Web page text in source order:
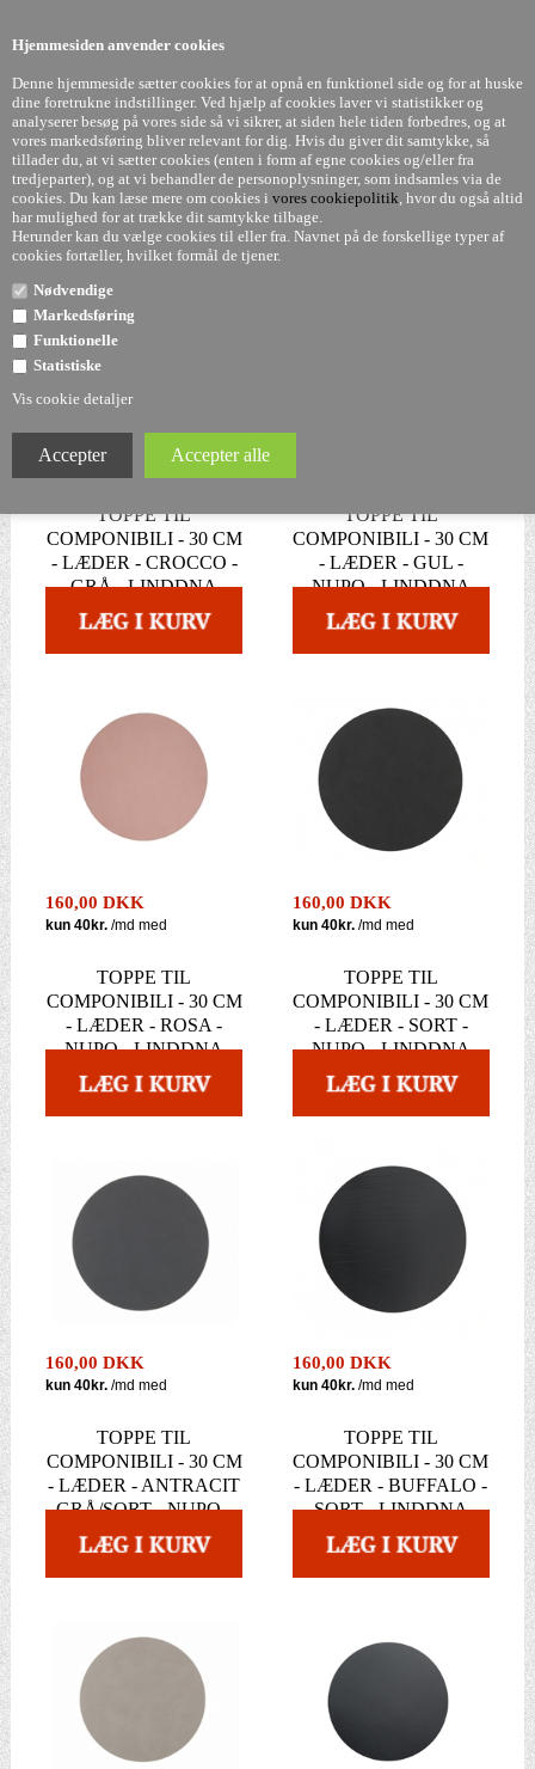
Hjemmesiden anvender cookies
Denne hjemmeside sætter cookies for at opnå en funktionel side og for at huske
dine foretrukne indstillinger. Ved hjælp af cookies laver vi statistikker og
analyserer besøg på vores side så vi sikrer, at siden hele tiden forbedres, og at
vores markedsføring bliver relevant for dig. Hvis du giver dit samtykke, så
tillader du, at vi sætter cookies (enten i form af egne cookies og/eller fra
tredjeparter), og at vi behandler de personoplysninger, som indsamles via de
cookies. Du kan læse mere om cookies i vores cookiepolitik, hvor du også altid
har mulighed for at trække dit samtykke tilbage.
Herunder kan du vælge cookies til eller fra. Navnet på de forskellige typer af
cookies fortæller, hvilket formål de tjener.
Nødvendige
Markedsføring
Funktionelle
Statistiske
Vis cookie detaljer
Kartell Componibili Læder Toppe
TOPPE TIL
COMPONIBILI - 30 CM
- LÆDER - CROCCO -
GRÅ - LINDDNA
TOPPE TIL
COMPONIBILI - 30 CM
- LÆDER - GUL -
NUPO - LINDDNA
160,00 DKK
TOPPE TIL
COMPONIBILI - 30 CM
- LÆDER - ROSA -
NUPO - LINDDNA
160,00 DKK
TOPPE TIL
COMPONIBILI - 30 CM
- LÆDER - SORT -
NUPO - LINDDNA
160,00 DKK
TOPPE TIL
COMPONIBILI - 30 CM
- LÆDER - ANTRACIT
GRÅ/SORT - NUPO -
LINDDNA
160,00 DKK
TOPPE TIL
COMPONIBILI - 30 CM
- LÆDER - BUFFALO -
SORT - LINDDNA